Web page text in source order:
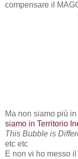
compensare il
Ma non siamo più
siamo in Territorio
This Bubble is
etc etc
E non vi ho messo